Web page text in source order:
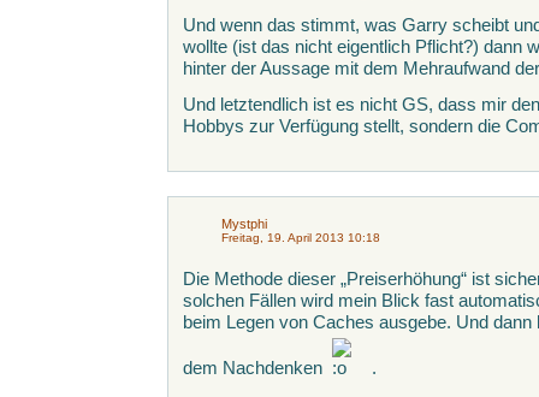
Und wenn das stimmt, was Garry scheibt
wollte (ist das nicht eigentlich Pflicht?) dann
hinter der Aussage mit dem Mehraufwand
Und letztendlich ist es nicht GS, dass mir
Hobbys zur Verfügung stellt, sondern die
Mystphi
Freitag, 19. April 2013 10:18
Die Methode dieser „Preiserhöhung“ ist
solchen Fällen wird mein Blick fast
beim Legen von Caches ausgebe. Und
dem Nachdenken
.